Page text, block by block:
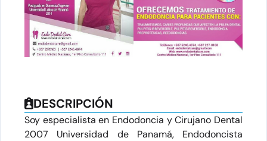
DESCRIPCIÓN
Soy especialista en Endodoncia y Cirujano Dental
2007 Universidad de Panamá, Endodoncista